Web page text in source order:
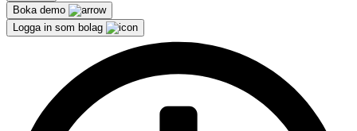
Boka demo
Logga in som bolag